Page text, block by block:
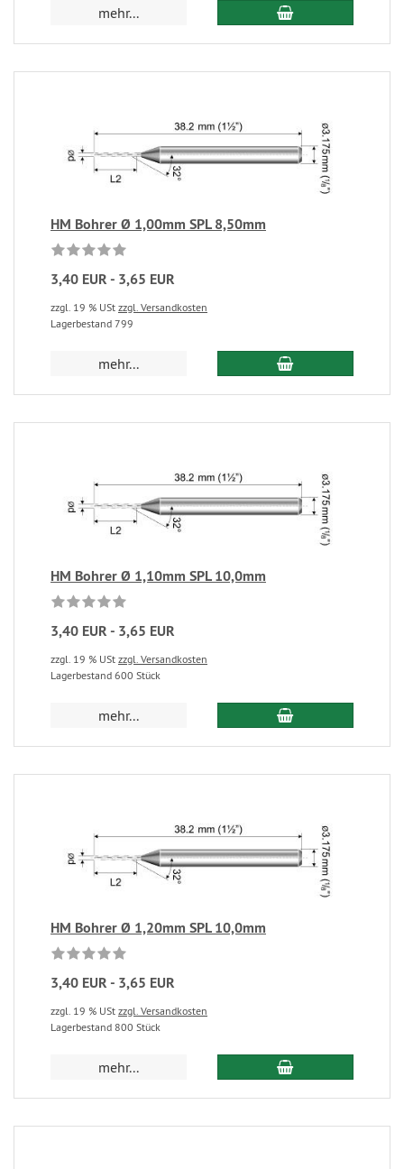
mehr...
HM Bohrer Ø 1,00mm SPL 8,50mm
3,40 EUR - 3,65 EUR
zzgl. 19 % USt zzgl. Versandkosten
Lagerbestand 799
mehr...
HM Bohrer Ø 1,10mm SPL 10,0mm
3,40 EUR - 3,65 EUR
zzgl. 19 % USt zzgl. Versandkosten
Lagerbestand 600 Stück
mehr...
HM Bohrer Ø 1,20mm SPL 10,0mm
3,40 EUR - 3,65 EUR
zzgl. 19 % USt zzgl. Versandkosten
Lagerbestand 800 Stück
mehr...